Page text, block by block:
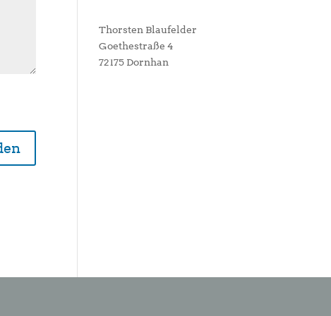
Thorsten Blaufelder
Goethestraße 4
72175 Dornhan